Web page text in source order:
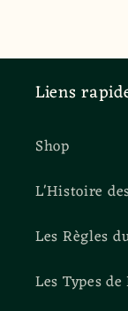
Liens
Shop
L'Histoire
Les Règles
Les Types